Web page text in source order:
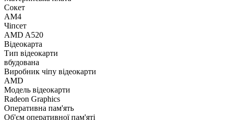
Сокет
AM4
Чіпсет
AMD A520
Відеокарта
Тип відеокарти
вбудована
Виробник чіпу відеокарти
AMD
Модель відеокарти
Radeon Graphics
Оперативна пам'ять
Об'єм оперативної пам'яті